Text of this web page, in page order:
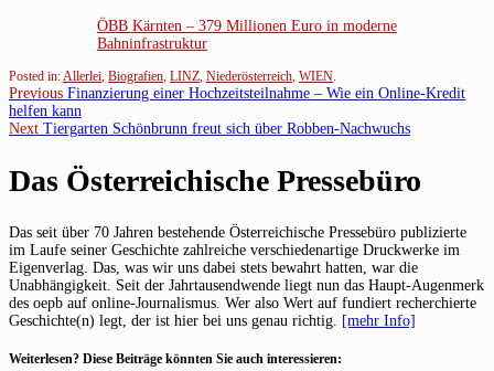
ÖBB Kärnten – 379 Millionen Euro in moderne
Bahninfrastruktur
Posted in: Allerlei Biografien LINZ Niederösterreich WIEN
Beitragsnavigation
Previous Previous
post:
Finanzierung einer Hochzeitsteilnahme – Wie ein Online-Kredit
helfen kann
Next Next
Tiergarten Schönbrunn freut sich über Robben-Nachwuchs
Das Österreichische Pressebüro
Das seit über 70 Jahren bestehende Österreichische Pressebüro publizierte
im Laufe seiner Geschichte zahlreiche verschiedenartige Druckwerke im
Eigenverlag. Das, was wir uns dabei stets bewahrt hatten, war die
Unabhängigkeit. Seit der Jahrtausendwende liegt nun das Haupt-Augenmerk
des oepb auf online-Journalismus. Wer also Wert auf fundiert recherchierte
Geschichte(n) legt, der ist hier bei uns genau richtig. [mehr Info]
Weiterlesen? Diese Beiträge könnten Sie auch interessieren: